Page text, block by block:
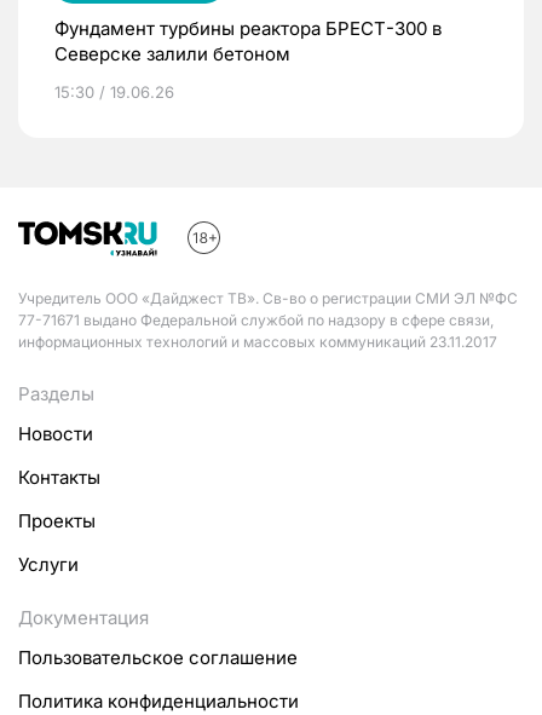
Фундамент турбины реактора БРЕСТ-300 в
Северске залили бетоном
15:30 / 19.06.26
Учредитель ООО «Дайджест ТВ». Св-во о регистрации СМИ ЭЛ №ФС
77-71671 выдано Федеральной службой по надзору в сфере связи,
информационных технологий и массовых коммуникаций 23.11.2017
Разделы
Новости
Контакты
Проекты
Услуги
Документация
Пользовательское соглашение
Политика конфиденциальности